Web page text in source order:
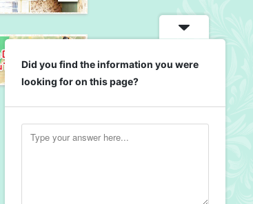
Did you find the information you were
looking for on this page?